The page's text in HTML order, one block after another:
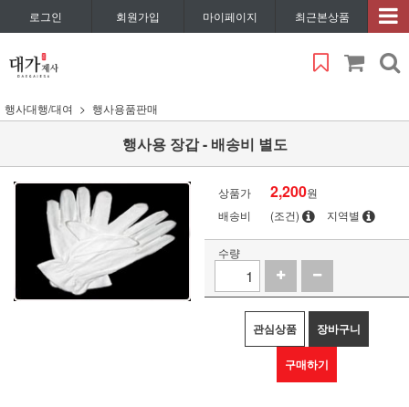
로그인 회원가입 마이페이지 최근본상품
행사대행/대여 행사용품판매
행사용 장갑 - 배송비 별도
상품가 2,200원
배송비
(조건) 지역별
수량
관심상품 장바구니
구매하기